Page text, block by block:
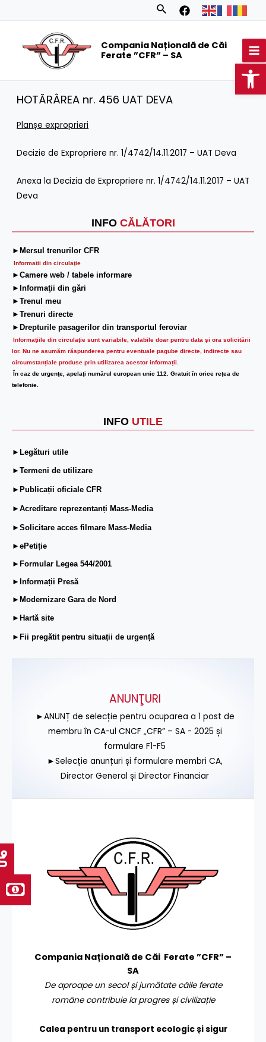
Search
Compania Națională de Căi
Ferate ”CFR” – SA
INFO CĂLĂTORI
►Mersul trenurilor CFR
Informatii din circulaţie
►Camere web / tabele informare
►Informaţii din gări
►Trenul meu
►Trenuri directe
►Drepturile pasagerilor din transportul feroviar
Informaţiile din circulaţie sunt variabile, valabile doar pentru data şi ora solicitării
lor. Nu ne asumăm răspunderea pentru eventuale pagube directe, indirecte sau
circumstanțiale produse prin utilizarea acestor informații.
În caz de urgenţe, apelaţi numărul european unic 112. Gratuit în orice reţea de
telefonie.
INFO UTILE
►Legături utile
►Termeni de utilizare
►Publicații oficiale CFR
►Acreditare reprezentanți Mass-Media
►Solicitare acces filmare Mass-Media
►ePetiție
►Formular Legea 544/2001
►Informații Presă
►Modernizare Gara de Nord
►Hartă site
►Fii pregătit pentru situații de urgență
HOTĂRÂREA nr. 456 UAT DEVA
Planșe exproprieri
Decizie de Expropriere nr. 1/4742/14.11.2017 – UAT Deva
Anexa la Decizia de Expropriere nr. 1/4742/14.11.2017 – UAT
Deva
ANUNŢURI
►ANUNȚ de selecție pentru ocuparea a 1 post de
membru în CA-ul CNCF „CFR” – SA - 2025 și
formulare F1-F5
►Selecție anunțuri și formulare membri CA,
Director General și Director Financiar
Compania Națională de Căi Ferate ”CFR” –
SA
De aproape un secol și jumătate căile ferate
române contribuie la progres și civilizație
Calea pentru un transport ecologic și sigur